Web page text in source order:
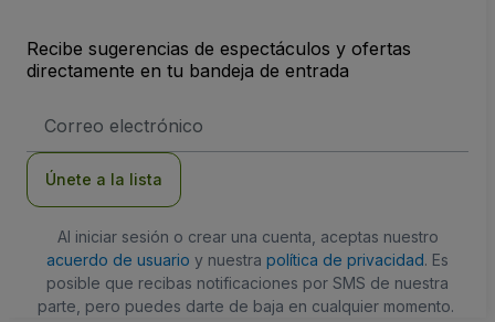
Recibe sugerencias de espectáculos y ofertas
directamente en tu bandeja de entrada
de
Únete a la lista
Al iniciar sesión o crear una cuenta, aceptas nuestro
acuerdo de usuario y nuestra política de privacidad. Es
posible que recibas notificaciones por SMS de nuestra
parte, pero puedes darte de baja en cualquier momento.